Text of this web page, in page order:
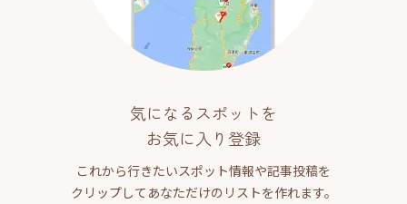
気になるスポットを
お気に入り登録
これから行きたいスポット情報や記事投稿を
クリップしてあなただけのリストを作れます。